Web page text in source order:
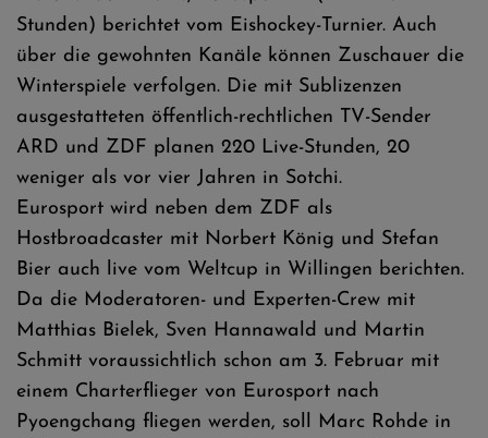
Stunden) berichtet vom Eishockey-Turnier. Auch
über die gewohnten Kanäle können Zuschauer die
Winterspiele verfolgen. Die mit Sublizenzen
ausgestatteten öffentlich-rechtlichen TV-Sender
ARD und ZDF planen 220 Live-Stunden, 20
weniger als vor vier Jahren in Sotchi.
Eurosport wird neben dem ZDF als
Hostbroadcaster mit Norbert König und Stefan
Bier auch live vom Weltcup in Willingen berichten.
Da die Moderatoren- und Experten-Crew mit
Matthias Bielek, Sven Hannawald und Martin
Schmitt voraussichtlich schon am 3. Februar mit
einem Charterflieger von Eurosport nach
Pyoengchang fliegen werden, soll Marc Rohde in